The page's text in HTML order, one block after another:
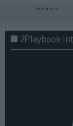
Publicidad
2Playbook